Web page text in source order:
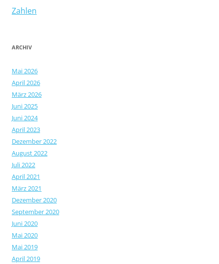
Zahlen
ARCHIV
Mai 2026
April 2026
März 2026
Juni 2025
Juni 2024
April 2023
Dezember 2022
August 2022
Juli 2022
April 2021
März 2021
Dezember 2020
September 2020
Juni 2020
Mai 2020
Mai 2019
April 2019